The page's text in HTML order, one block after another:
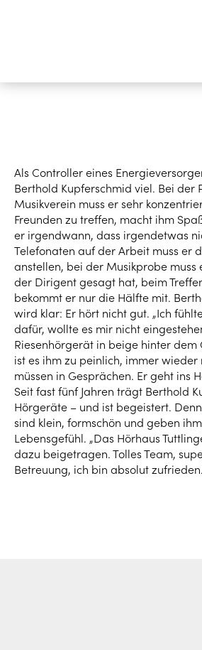
Als Controller eines
Berthold Kupferschmid viel. Bei der
Musikverein muss er sehr
Freunden zu treffen, macht ihm
er irgendwann, dass irgendetwas
Telefonaten auf der Arbeit muss er
anstellen, bei der Musikprobe muss
der Dirigent gesagt hat, beim
bekommt er nur die Hälfte mit.
wird klar: Er hört nicht gut. „Ich
dafür, wollte es mir nicht
Riesenhörgerät in beige hinter dem
ist es ihm zu peinlich, immer
müssen in Gesprächen. Er geht ins
Seit fast fünf Jahren trägt Berthold
Hörgeräte – und ist begeistert.
sind klein, formschön und geben
Lebensgefühl. „Das Hörhaus
dazu beigetragen. Tolles Team,
Betreuung, ich bin absolut